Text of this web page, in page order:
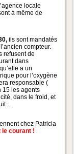
locale
à même de
ils sont mandatés
compteur.
refusent de
dans
a un
pour l’oxygène
responsable (
15 les agents
dans le froid, et
…
chez Patricia
le courant !